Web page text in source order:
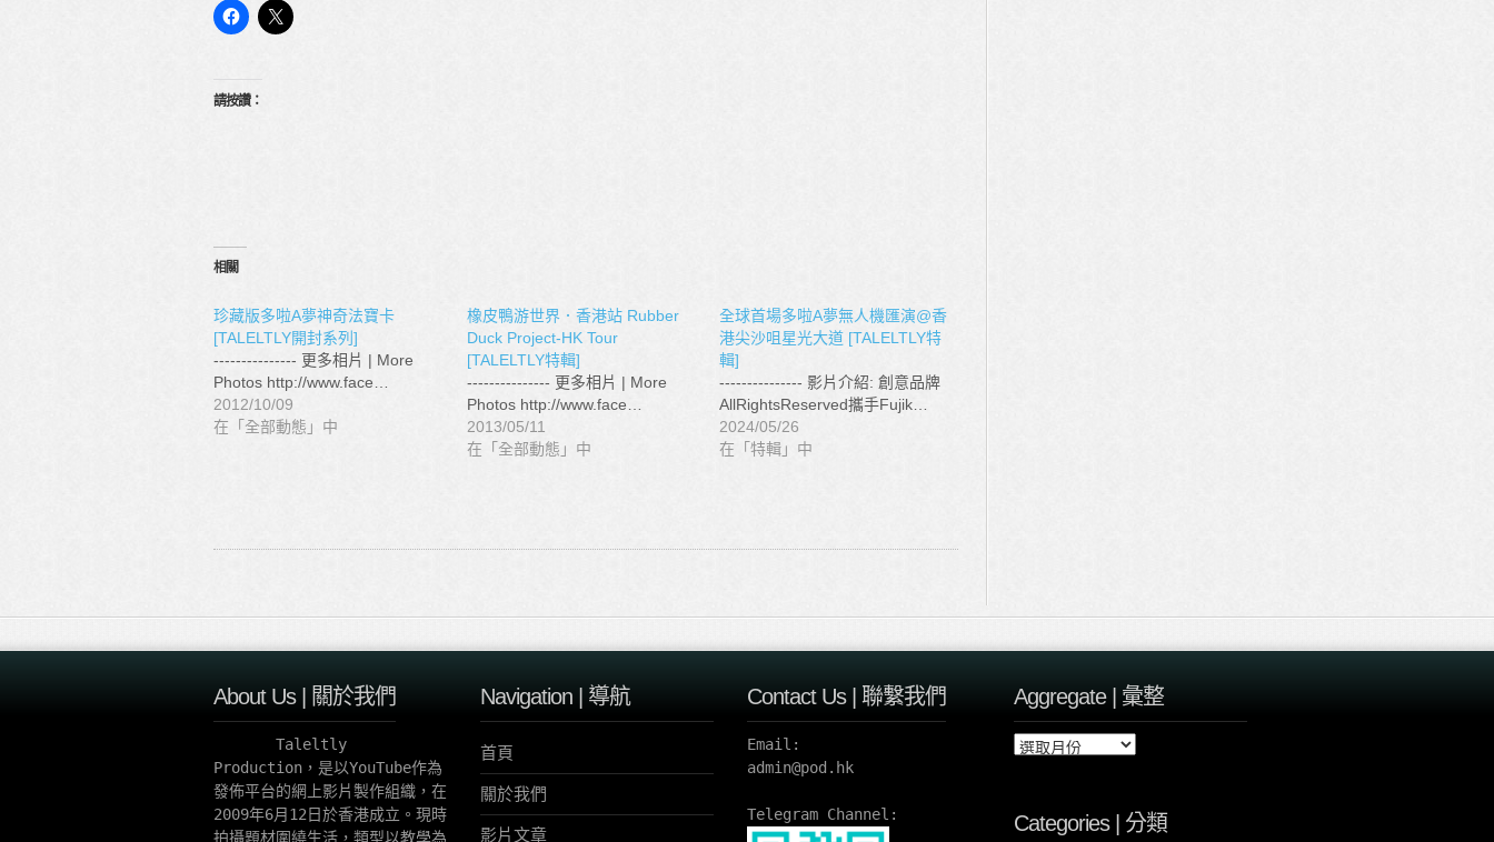
請按讚：
相關
珍藏版多啦A夢神奇法寶卡
[TALELTLY開封系列]
--------------- 更多相片 | More
Photos http://www.face…
2012/10/09
在「全部動態」中
橡皮鴨游世界．香港站 Rubber
Duck Project-HK Tour
[TALELTLY特輯]
--------------- 更多相片 | More
Photos http://www.face…
2013/05/11
在「全部動態」中
全球首場多啦A夢無人機匯演@香
港尖沙咀星光大道 [TALELTLY特
輯]
--------------- 影片介紹: 創意品牌
AllRightsReserved攜手Fujik…
2024/05/26
在「特輯」中
About Us | 關於我們
Taleltly
Production，是以YouTube作為
發佈平台的網上影片製作組織，在
2009年6月12日於香港成立。現時
拍攝題材圍繞生活，類型以教學為
Navigation | 導航
首頁
關於我們
影片文章
Contact Us | 聯繫我們
Email:
admin@pod.hk
Telegram Channel:
Aggregate | 彙整
A
r
e
Categories | 分類